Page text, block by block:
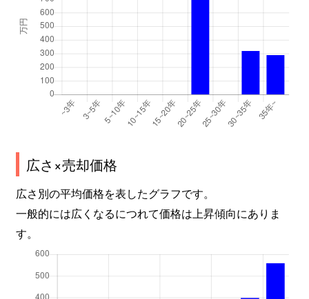
広さ×売却価格
広さ別の平均価格を表したグラフです。
一般的には広くなるにつれて価格は上昇傾向にありま
す。